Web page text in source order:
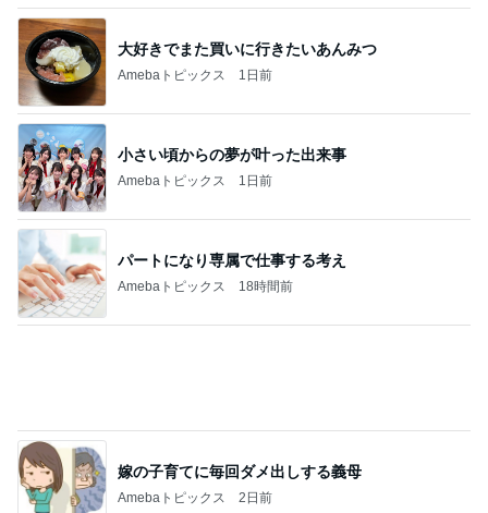
パートになり専属で仕事する考え
Amebaトピックス 18時間前
嫁の子育てに毎回ダメ出しする義母
Amebaトピックス 2日前